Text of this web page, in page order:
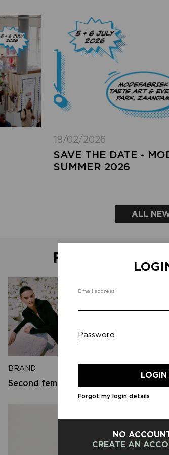
Email address
Password
LOGIN
Forgot my login details
NO
CREATE AN
19/02/2026
SAVE THE DATE -
SUMMER 2026
ALL
FEATURED
BRAND
Second female